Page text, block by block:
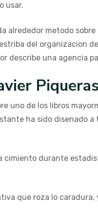
usar.
alrededor metodo
del organizacion
describe una agencia
uno de los libros
ha sido disenado
cimiento durante
que roza lo